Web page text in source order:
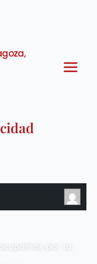
Editar la página
por la